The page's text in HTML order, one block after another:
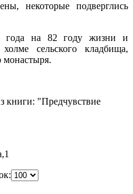
некоторые подверглись
года на 82 году жизни и
сельского кладбища,
монастыря.
книги: "Предчувствие